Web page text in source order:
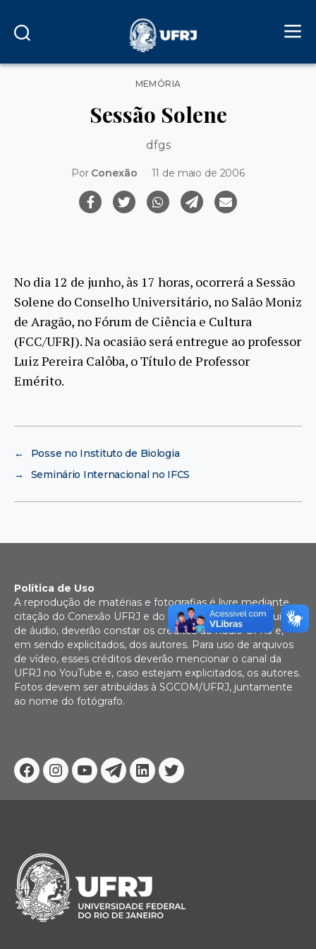
Categorias
MEMÓRIA
Sessão Solene
dfgs
Por Conexão 11 de maio de 2006
No dia 12 de junho, às 17 horas, ocorrerá a Sessão
Solene do Conselho Universitário, no Salão Moniz
de Aragão, no Fórum de Ciência e Cultura
(FCC/UFRJ). Na ocasião será entregue ao professor
Luiz Pereira Calôba, o Título de Professor
Emérito.
←
Posse no Instituto de Biologia
→
Seminário Internacional no IFCS
Facebook
Instagram
YoutubeTelegram
Linkedin
Twitter
Política de Uso
A reprodução de matérias e fotografias é livre mediante
citação do Conexão UFRJ e do autor. No caso de arquivos
de áudio, deverão constar os créditos da Rádio UFRJ e,
em sendo explicitados, dos autores. Para uso de arquivos
de vídeo, esses créditos deverão mencionar o canal da
UFRJ no YouTube e, caso estejam explicitados, os autores.
Fotos devem ser atribuídas à SGCOM/UFRJ, juntamente
ao nome do fotógrafo.